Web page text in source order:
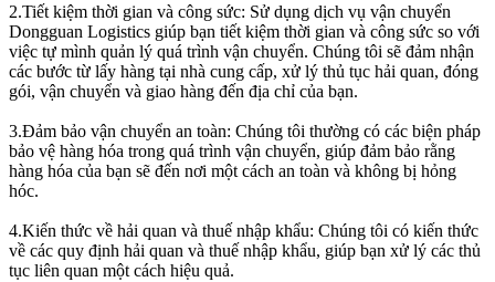
2.Tiết kiệm thời gian và công sức: Sử dụng dịch vụ vận chuyển
Dongguan Logistics giúp bạn tiết kiệm thời gian và công sức so với
việc tự mình quản lý quá trình vận chuyển. Chúng tôi sẽ đảm nhận
các bước từ lấy hàng tại nhà cung cấp, xử lý thủ tục hải quan, đóng
gói, vận chuyển và giao hàng đến địa chỉ của bạn.
3.Đảm bảo vận chuyển an toàn: Chúng tôi thường có các biện pháp
bảo vệ hàng hóa trong quá trình vận chuyển, giúp đảm bảo rằng
hàng hóa của bạn sẽ đến nơi một cách an toàn và không bị hỏng
hóc.
4.Kiến thức về hải quan và thuế nhập khẩu: Chúng tôi có kiến thức
về các quy định hải quan và thuế nhập khẩu, giúp bạn xử lý các thủ
tục liên quan một cách hiệu quả.